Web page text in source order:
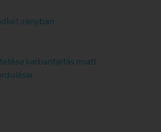
irányban
karbantartás miatt